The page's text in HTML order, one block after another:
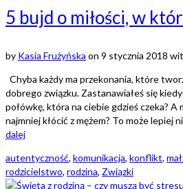
5 bujd o miłości, w
by Kasia Frużyńska on 9 stycznia 2018
Chyba każdy ma przekonania, które
dobrego związku. Zastanawiałeś się
połówkę, która na ciebie gdzieś czeka? A
najmniej kłócić z mężem? To może lepiej
dalej
autentyczność, komunikacja, konflikt,
rodzicielstwo, rodzina, Związki